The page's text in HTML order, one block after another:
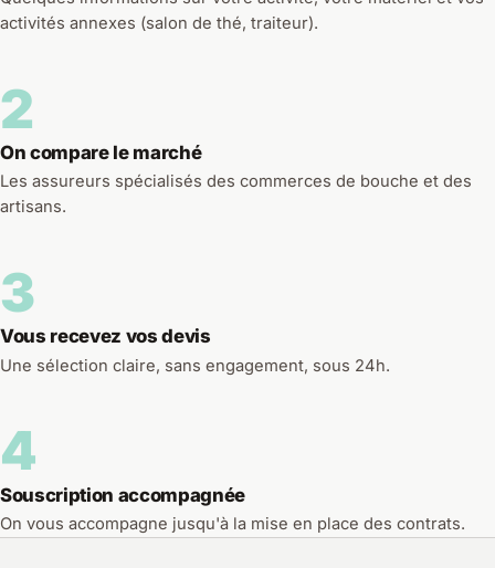
activités annexes (salon de thé, traiteur).
2
On compare le marché
Les assureurs spécialisés des commerces de bouche et des
artisans.
3
Vous recevez vos devis
Une sélection claire, sans engagement, sous 24h.
4
Souscription accompagnée
On vous accompagne jusqu'à la mise en place des contrats.